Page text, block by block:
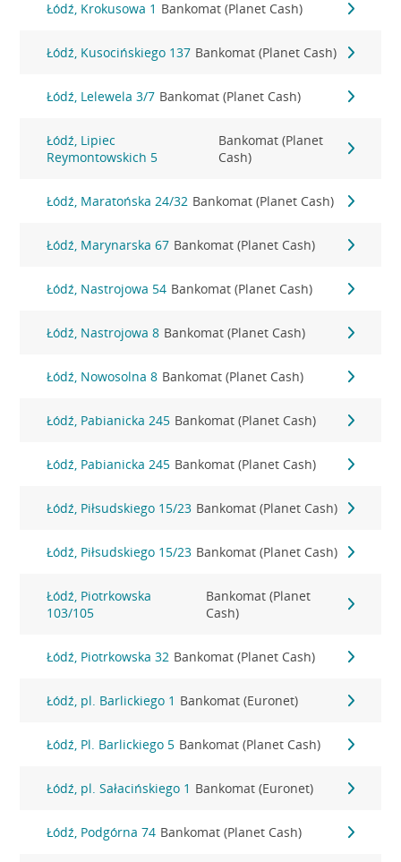
Łódź, Krokusowa 1 Bankomat (Planet Cash)
Łódź, Kusocińskiego 137 Bankomat (Planet Cash)
Łódź, Lelewela 3/7 Bankomat (Planet Cash)
Łódź, Lipiec
Reymontowskich 5
Bankomat (Planet
Cash)
Łódź, Maratońska 24/32 Bankomat (Planet Cash)
Łódź, Marynarska 67 Bankomat (Planet Cash)
Łódź, Nastrojowa 54 Bankomat (Planet Cash)
Łódź, Nastrojowa 8 Bankomat (Planet Cash)
Łódź, Nowosolna 8 Bankomat (Planet Cash)
Łódź, Pabianicka 245 Bankomat (Planet Cash)
Łódź, Pabianicka 245 Bankomat (Planet Cash)
Łódź, Piłsudskiego 15/23 Bankomat (Planet Cash)
Łódź, Piłsudskiego 15/23 Bankomat (Planet Cash)
Łódź, Piotrkowska
103/105
Bankomat (Planet
Cash)
Łódź, Piotrkowska 32 Bankomat (Planet Cash)
Łódź, pl. Barlickiego 1 Bankomat (Euronet)
Łódź, Pl. Barlickiego 5 Bankomat (Planet Cash)
Łódź, pl. Sałacińskiego 1 Bankomat (Euronet)
Łódź, Podgórna 74 Bankomat (Planet Cash)